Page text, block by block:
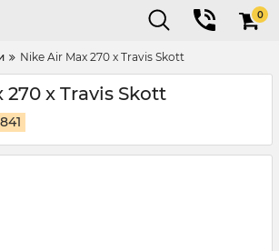
0
Nike Air Max 270 x Travis Skott
270 x Travis Skott